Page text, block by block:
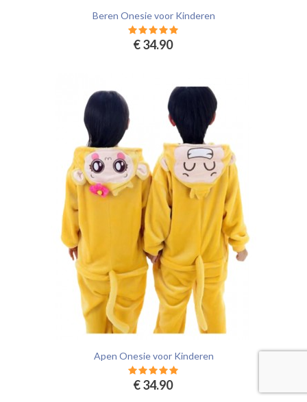
Beren Onesie voor Kinderen
€ 34.90
Apen Onesie voor Kinderen
€ 34.90